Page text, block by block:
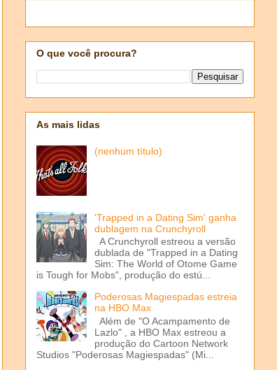
O que você procura?
As mais lidas
(nenhum título)
'Trapped in a Dating Sim' ganha
dublagem na Crunchyroll
A Crunchyroll estreou a versão
dublada de "Trapped in a Dating
Sim: The World of Otome Game
is Tough for Mobs", produção do estú...
Poderosas Magiespadas estreia
na HBO Max
Além de "O Acampamento de
Lazlo" , a HBO Max estreou a
produção do Cartoon Network
Studios "Poderosas Magiespadas" (Mi...